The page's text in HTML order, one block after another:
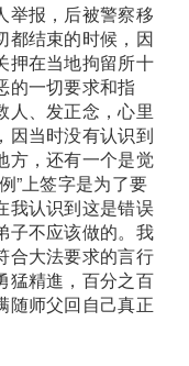
举报，后被警察移
都结束的时候，因
押在当地拘留所十
的一切要求和指
人、发正念，心里
因当时没有认识到
方，还有一个是觉
”上签字是为了要
我认识到这是错误
子不应该做的。我
合大法要求的言行
猛精進，百分之百
随师父回自己真正